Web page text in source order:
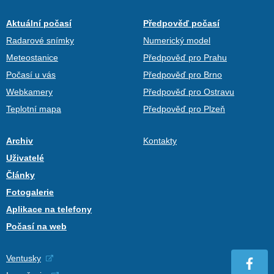
Aktuální počasí
Radarové snímky
Meteostanice
Počasí u vás
Webkamery
Teplotní mapa
Předpověď počasí
Numerický model
Předpověď pro Prahu
Předpověď pro Brno
Předpověď pro Ostravu
Předpověď pro Plzeň
Archiv
Uživatelé
Články
Fotogalerie
Aplikace na telefony
Počasí na web
Kontakty
Ventusky